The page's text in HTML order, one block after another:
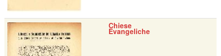
Chiese
Evangeliche